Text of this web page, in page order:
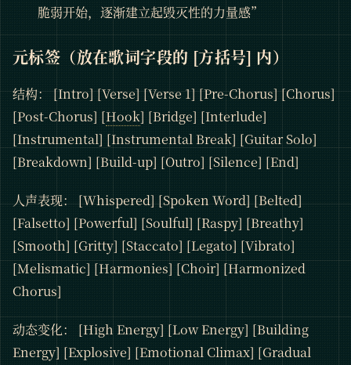
脆弱开始，逐渐建立起毁灭性的力量感”
元标签（放在歌词字段的 [方括号] 内）
结构： [Intro] [Verse] [Verse 1] [Pre-Chorus] [Chorus]
[Post-Chorus] [Hook] [Bridge] [Interlude]
[Instrumental] [Instrumental Break] [Guitar Solo]
[Breakdown] [Build-up] [Outro] [Silence] [End]
人声表现： [Whispered] [Spoken Word] [Belted]
[Falsetto] [Powerful] [Soulful] [Raspy] [Breathy]
[Smooth] [Gritty] [Staccato] [Legato] [Vibrato]
[Melismatic] [Harmonies] [Choir] [Harmonized
Chorus]
动态变化： [High Energy] [Low Energy] [Building
Energy] [Explosive] [Emotional Climax] [Gradual